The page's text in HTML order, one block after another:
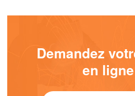
Demandez
en ligne